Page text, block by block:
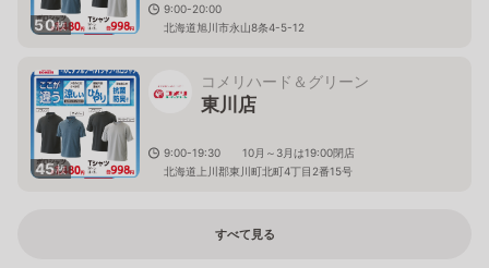
50枚
9:00-20:00
北海道旭川市永山8条4-5-12
45枚
コメリハード＆グリーン
東川店
9:00-19:30 10月～3月は19:00閉店
北海道上川郡東川町北町4丁目2番15号
すべて見る